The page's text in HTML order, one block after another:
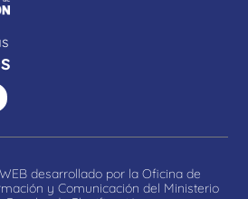
desarrollado por la Oficina de
y Comunicación del Ministerio